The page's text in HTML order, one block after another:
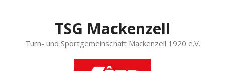
TSG Mackenzell
Turn- und Sportgemeinschaft Mackenzell 1920 e.V.